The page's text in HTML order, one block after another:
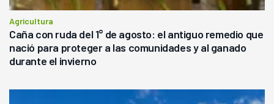
Agricultura
Caña con ruda del 1° de agosto: el antiguo remedio que
nació para proteger a las comunidades y al ganado
durante el invierno